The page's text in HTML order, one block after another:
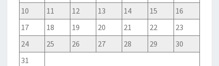
10
11 12 13 14 15
16
17
18 19 20 21 22
23
24
25 26 27 28 29
30
31